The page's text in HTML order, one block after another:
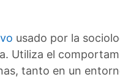
usado por la
Utiliza el
tanto en un